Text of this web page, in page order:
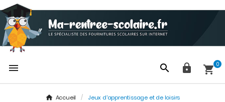
    0
Accueil Jeux d'apprentissage et de loisirs